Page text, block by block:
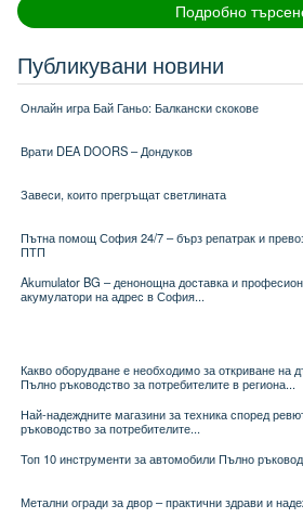
Подробно
Публикувани новини
Онлайн игра Бай Ганьо: Балкански скокове
Врати DEA DOORS – Дондуков
Завеси, които прегръщат светлината
Пътна помощ София 24/7 – бърз репатрак и
ПТП
Akumulator BG – денонощна доставка и
акумулатори на адрес в София...
Какво оборудване е необходимо за откриване на
Пълно ръководство за потребителите в региона...
Най-надеждните магазини за техника според
ръководство за потребителите...
Топ 10 инструменти за автомобили Пълно
Метални огради за двор – практични здрави и